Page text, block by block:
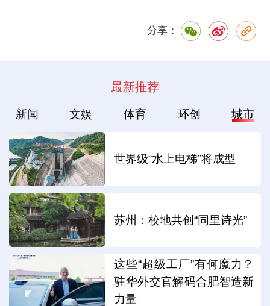
分享：
最新推荐
新闻 文娱 体育 环创 城市
世界级“水上电梯”将成型
苏州：校地共创“同里诗光”
这些“超级工厂”有何魔力？
驻华外交官解码合肥智造新
力量